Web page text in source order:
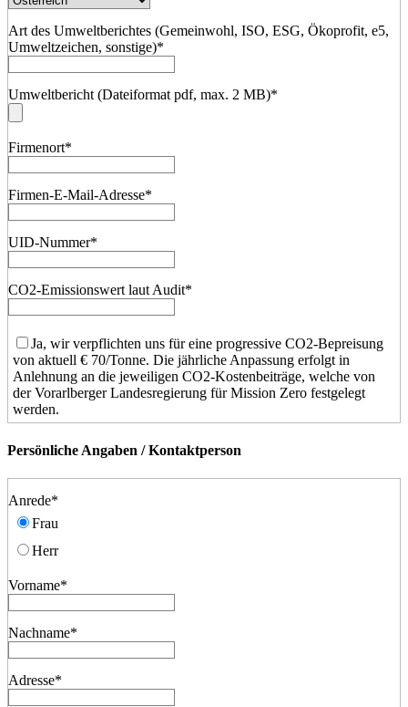
Art des Umweltberichtes (Gemeinwohl, ISO, ESG, Ökoprofit, e5,
Umweltzeichen, sonstige)*
Umweltbericht (Dateiformat pdf, max. 2 MB)*
Firmenort*
Firmen-E-Mail-Adresse*
UID-Nummer*
CO2-Emissionswert laut Audit*
Ja, wir verpflichten uns für eine progressive CO2-Bepreisung
von aktuell € 70/Tonne. Die jährliche Anpassung erfolgt in
Anlehnung an die jeweiligen CO2-Kostenbeiträge, welche von
der Vorarlberger Landesregierung für Mission Zero festgelegt
werden.
Persönliche Angaben / Kontaktperson
Anrede*
Frau
Herr
Vorname*
Nachname*
Adresse*